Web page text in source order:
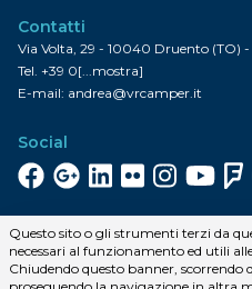
Contatti
Via Volta, 29 - 10040 Druento (TO) -
Tel. +39 0[...mostra]
E-mail: andrea@vrcamper.it
Social
Iscriviti alla newsletter
Questo sito o gli strumenti terzi da
necessari al funzionamento ed utili
Chiudendo questo banner,